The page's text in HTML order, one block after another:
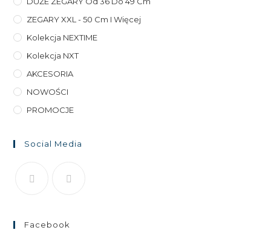
ZEGARY XXL - 50 Cm I Więcej
Kolekcja NEXTIME
Kolekcja NXT
AKCESORIA
NOWOŚCI
PROMOCJE
Social Media
Facebook